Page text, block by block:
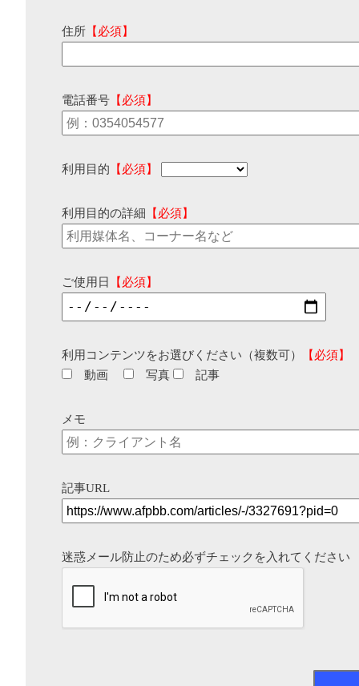
住所 【必須】
電話番号 【必須】
利用目的 【必須】
利用目的の詳細 【必須】
ご使用日 【必須】
利用コンテンツをお選びください（複数可）
【必須】
動画
写真 記事
メモ
記事URL
迷惑メール防止のため必ずチェックを入れてください